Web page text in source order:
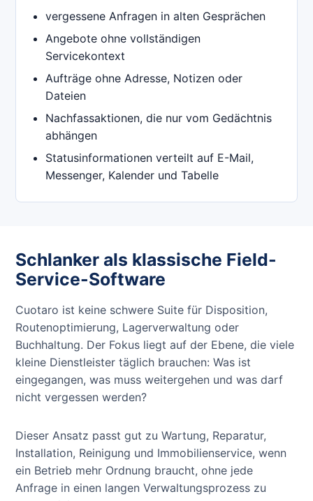
vergessene Anfragen in alten Gesprächen
Angebote ohne vollständigen
Servicekontext
Aufträge ohne Adresse, Notizen oder
Dateien
Nachfassaktionen, die nur vom Gedächtnis
abhängen
Statusinformationen verteilt auf E-Mail,
Messenger, Kalender und Tabelle
Schlanker als klassische Field-
Service-Software
Cuotaro ist keine schwere Suite für Disposition,
Routenoptimierung, Lagerverwaltung oder
Buchhaltung. Der Fokus liegt auf der Ebene, die viele
kleine Dienstleister täglich brauchen: Was ist
eingegangen, was muss weitergehen und was darf
nicht vergessen werden?
Dieser Ansatz passt gut zu Wartung, Reparatur,
Installation, Reinigung und Immobilienservice, wenn
ein Betrieb mehr Ordnung braucht, ohne jede
Anfrage in einen langen Verwaltungsprozess zu